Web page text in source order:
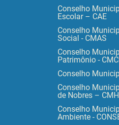
Conselho
Escolar – CAE
Conselho
Social - CMAS
Conselho
Patrimônio -
Conselho
Conselho
de Nobres – CMH
Conselho
Ambiente -